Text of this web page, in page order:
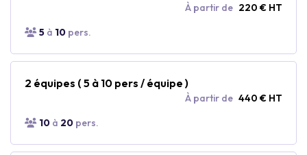
À partir de 220 € HT
5 à 10 pers.
2 équipes ( 5 à 10 pers / équipe )
À partir de 440 € HT
10 à 20 pers.